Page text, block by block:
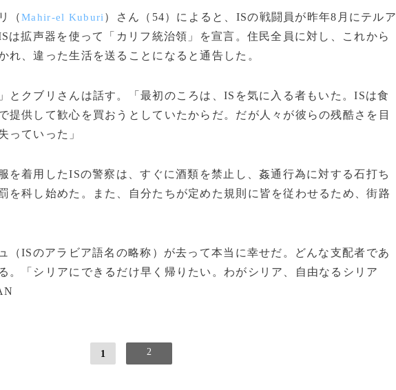
（Mahir-el Kuburi ）さん（54）によると、ISの戦闘員が昨年8月にテルア
は拡声器を使って「カリフ統治領」を宣言。住民全員に対し、これから
れ、違った生活を送ることになると通告した。
とクブリさんは話す。「最初のころは、ISを気に入る者もいた。ISは食
提供して歓心を買おうとしていたからだ。だが人々が彼らの残酷さを目
っていった」
着用したISの警察は、すぐに酒類を禁止し、姦通行為に対する石打ち
を科し始めた。また、自分たちが定めた規則に皆を従わせるため、街路
ISのアラビア語名の略称）が去って本当に幸せだ。どんな支配者であ
。「シリアにできるだけ早く帰りたい。わがシリア、自由なるシリア
1 2